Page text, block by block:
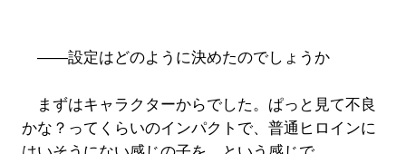
――設定はどのように決めたのでしょうか
まずはキャラクターからでした。ぱっと見て不良
かな？ってくらいのインパクトで、普通ヒロインに